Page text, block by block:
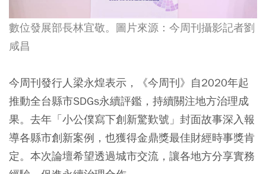
數位發展部長林宜敬。圖片來源：今周刊攝影記者劉
咸昌
今周刊發行人梁永煌表示，《今周刊》自2020年起
推動全台縣市SDGs永續評鑑，持續關注地方治理成
果。去年「小公僕寫下創新驚歎號」封面故事深入報
導各縣市創新案例，也獲得金鼎獎最佳財經時事獎肯
定。本次論壇希望透過城市交流，讓各地方分享實務